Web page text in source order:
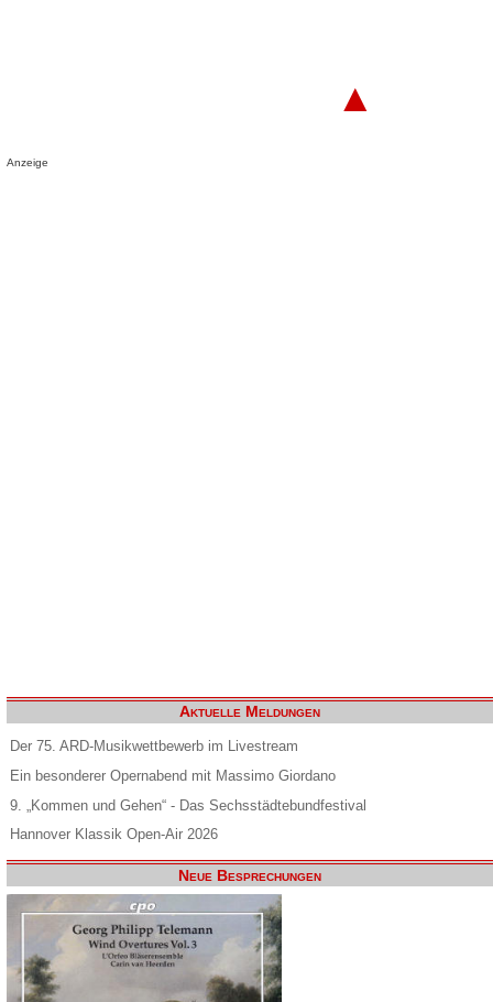
▲
Anzeige
Aktuelle Meldungen
Der 75. ARD-Musikwettbewerb im Livestream
Ein besonderer Opernabend mit Massimo Giordano
9. „Kommen und Gehen“ - Das Sechsstädtebundfestival
Hannover Klassik Open-Air 2026
Neue Besprechungen